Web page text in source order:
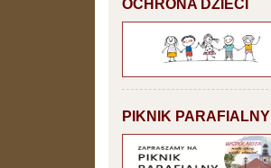
OCHRONA DZIECI
PIKNIK PARAFIALNY